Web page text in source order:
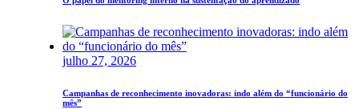
julho 27, 2026
Campanhas de reconhecimento inovadoras: indo além do “funcionário do
mês”